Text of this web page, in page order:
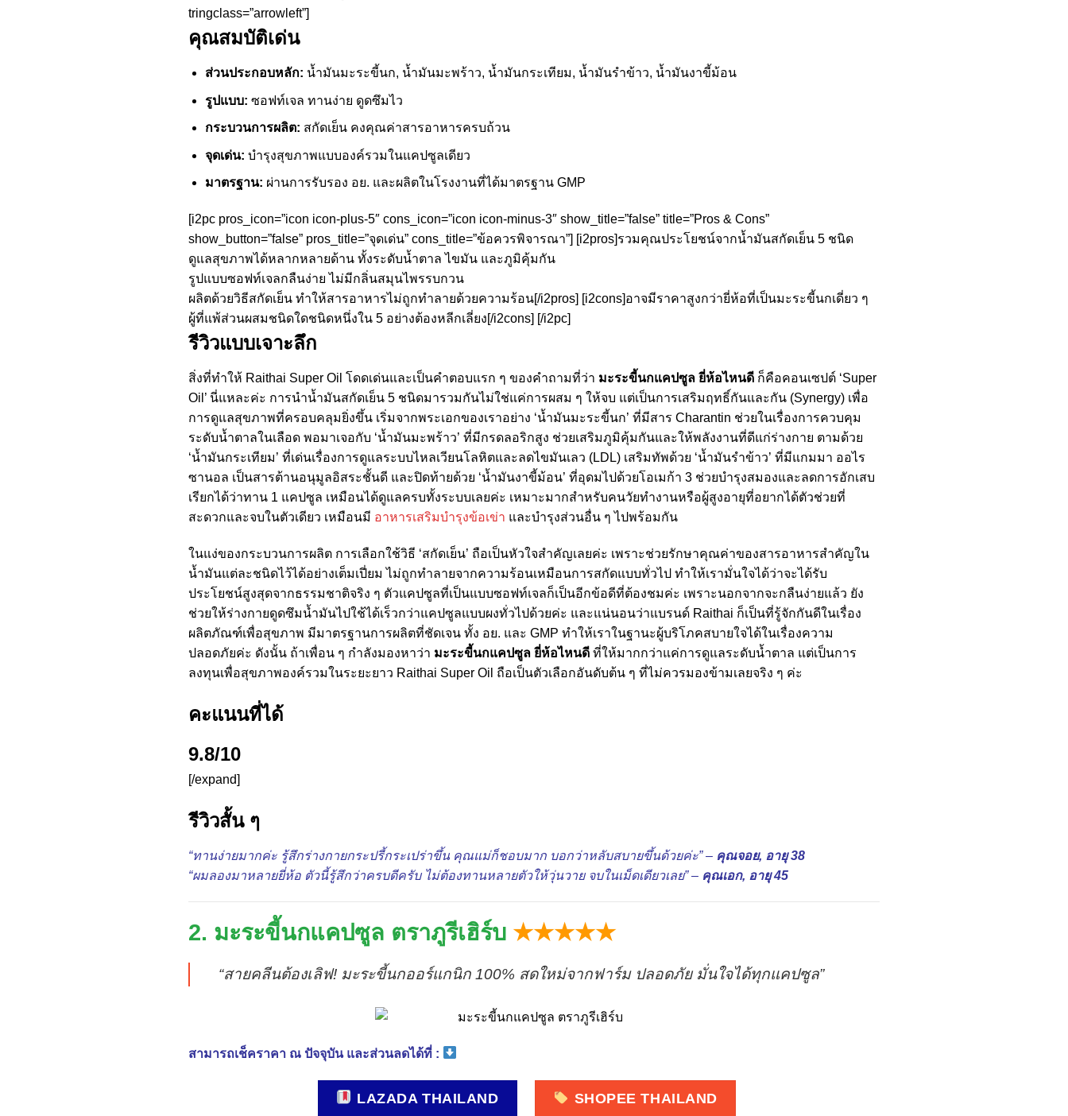
tringclass=”arrowleft”]
คุณสมบัติเด่น
ส่วนประกอบหลัก: น้ำมันมะระขี้นก, น้ำมันมะพร้าว, น้ำมันกระเทียม, น้ำมันรำข้าว, น้ำมันงาขี้ม้อน
รูปแบบ: ซอฟท์เจล ทานง่าย ดูดซึมไว
กระบวนการผลิต: สกัดเย็น คงคุณค่าสารอาหารครบถ้วน
จุดเด่น: บำรุงสุขภาพแบบองค์รวมในแคปซูลเดียว
มาตรฐาน: ผ่านการรับรอง อย. และผลิตในโรงงานที่ได้มาตรฐาน GMP
[i2pc pros_icon=”icon icon-plus-5″ cons_icon=”icon icon-minus-3″ show_title=”false” title=”Pros & Cons”
show_button=”false” pros_title=”จุดเด่น” cons_title=”ข้อควรพิจารณา”] [i2pros]รวมคุณประโยชน์จากน้ำมันสกัดเย็น 5 ชนิด
ดูแลสุขภาพได้หลากหลายด้าน ทั้งระดับน้ำตาล ไขมัน และภูมิคุ้มกัน
รูปแบบซอฟท์เจลกลืนง่าย ไม่มีกลิ่นสมุนไพรรบกวน
ผลิตด้วยวิธีสกัดเย็น ทำให้สารอาหารไม่ถูกทำลายด้วยความร้อน[/i2pros] [i2cons]อาจมีราคาสูงกว่ายี่ห้อที่เป็นมะระขี้นกเดี่ยว ๆ
ผู้ที่แพ้ส่วนผสมชนิดใดชนิดหนึ่งใน 5 อย่างต้องหลีกเลี่ยง[/i2cons] [/i2pc]
รีวิวแบบเจาะลึก
สิ่งที่ทำให้ Raithai Super Oil โดดเด่นและเป็นคำตอบแรก ๆ ของคำถามที่ว่า มะระขี้นกแคปซูล ยี่ห้อไหนดี ก็คือคอนเซปต์ ‘Super
Oil’ นี่แหละค่ะ การนำน้ำมันสกัดเย็น 5 ชนิดมารวมกันไม่ใช่แค่การผสม ๆ ให้จบ แต่เป็นการเสริมฤทธิ์กันและกัน (Synergy) เพื่อ
การดูแลสุขภาพที่ครอบคลุมยิ่งขึ้น เริ่มจากพระเอกของเราอย่าง ‘น้ำมันมะระขี้นก’ ที่มีสาร Charantin ช่วยในเรื่องการควบคุม
ระดับน้ำตาลในเลือด พอมาเจอกับ ‘น้ำมันมะพร้าว’ ที่มีกรดลอริกสูง ช่วยเสริมภูมิคุ้มกันและให้พลังงานที่ดีแก่ร่างกาย ตามด้วย
‘น้ำมันกระเทียม’ ที่เด่นเรื่องการดูแลระบบไหลเวียนโลหิตและลดไขมันเลว (LDL) เสริมทัพด้วย ‘น้ำมันรำข้าว’ ที่มีแกมมา ออไร
ซานอล เป็นสารต้านอนุมูลอิสระชั้นดี และปิดท้ายด้วย ‘น้ำมันงาขี้ม้อน’ ที่อุดมไปด้วยโอเมก้า 3 ช่วยบำรุงสมองและลดการอักเสบ
เรียกได้ว่าทาน 1 แคปซูล เหมือนได้ดูแลครบทั้งระบบเลยค่ะ เหมาะมากสำหรับคนวัยทำงานหรือผู้สูงอายุที่อยากได้ตัวช่วยที่
สะดวกและจบในตัวเดียว เหมือนมี อาหารเสริมบำรุงข้อเข่า และบำรุงส่วนอื่น ๆ ไปพร้อมกัน
ในแง่ของกระบวนการผลิต การเลือกใช้วิธี ‘สกัดเย็น’ ถือเป็นหัวใจสำคัญเลยค่ะ เพราะช่วยรักษาคุณค่าของสารอาหารสำคัญใน
น้ำมันแต่ละชนิดไว้ได้อย่างเต็มเปี่ยม ไม่ถูกทำลายจากความร้อนเหมือนการสกัดแบบทั่วไป ทำให้เรามั่นใจได้ว่าจะได้รับ
ประโยชน์สูงสุดจากธรรมชาติจริง ๆ ตัวแคปซูลที่เป็นแบบซอฟท์เจลก็เป็นอีกข้อดีที่ต้องชมค่ะ เพราะนอกจากจะกลืนง่ายแล้ว ยัง
ช่วยให้ร่างกายดูดซึมน้ำมันไปใช้ได้เร็วกว่าแคปซูลแบบผงทั่วไปด้วยค่ะ และแน่นอนว่าแบรนด์ Raithai ก็เป็นที่รู้จักกันดีในเรื่อง
ผลิตภัณฑ์เพื่อสุขภาพ มีมาตรฐานการผลิตที่ชัดเจน ทั้ง อย. และ GMP ทำให้เราในฐานะผู้บริโภคสบายใจได้ในเรื่องความ
ปลอดภัยค่ะ ดังนั้น ถ้าเพื่อน ๆ กำลังมองหาว่า มะระขี้นกแคปซูล ยี่ห้อไหนดี ที่ให้มากกว่าแค่การดูแลระดับน้ำตาล แต่เป็นการ
ลงทุนเพื่อสุขภาพองค์รวมในระยะยาว Raithai Super Oil ถือเป็นตัวเลือกอันดับต้น ๆ ที่ไม่ควรมองข้ามเลยจริง ๆ ค่ะ
คะแนนที่ได้
9.8/10
[/expand]
รีวิวสั้น ๆ
“ทานง่ายมากค่ะ รู้สึกร่างกายกระปรี้กระเปร่าขึ้น คุณแม่ก็ชอบมาก บอกว่าหลับสบายขึ้นด้วยค่ะ” – คุณจอย, อายุ 38
“ผมลองมาหลายยี่ห้อ ตัวนี้รู้สึกว่าครบดีครับ ไม่ต้องทานหลายตัวให้วุ่นวาย จบในเม็ดเดียวเลย” – คุณเอก, อายุ 45
2. มะระขี้นกแคปซูล ตราภูรีเฮิร์บ ★★★★★
“สายคลีนต้องเลิฟ! มะระขี้นกออร์แกนิก 100% สดใหม่จากฟาร์ม ปลอดภัย มั่นใจได้ทุกแคปซูล”
สามารถเช็คราคา ณ ปัจจุบัน และส่วนลดได้ที่ :
LAZADA THAILAND SHOPEE THAILAND